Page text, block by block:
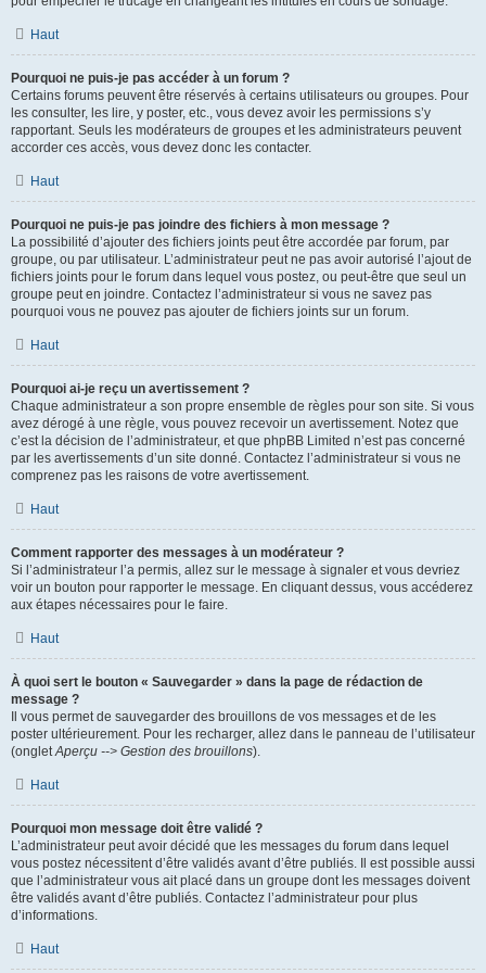
Haut
Pourquoi ne puis-je pas accéder à un forum ?
Certains forums peuvent être réservés à certains utilisateurs ou groupes. Pour
les consulter, les lire, y poster, etc., vous devez avoir les permissions s’y
rapportant. Seuls les modérateurs de groupes et les administrateurs peuvent
accorder ces accès, vous devez donc les contacter.
Haut
Pourquoi ne puis-je pas joindre des fichiers à mon message ?
La possibilité d’ajouter des fichiers joints peut être accordée par forum, par
groupe, ou par utilisateur. L’administrateur peut ne pas avoir autorisé l’ajout de
fichiers joints pour le forum dans lequel vous postez, ou peut-être que seul un
groupe peut en joindre. Contactez l’administrateur si vous ne savez pas
pourquoi vous ne pouvez pas ajouter de fichiers joints sur un forum.
Haut
Pourquoi ai-je reçu un avertissement ?
Chaque administrateur a son propre ensemble de règles pour son site. Si vous
avez dérogé à une règle, vous pouvez recevoir un avertissement. Notez que
c’est la décision de l’administrateur, et que phpBB Limited n’est pas concerné
par les avertissements d’un site donné. Contactez l’administrateur si vous ne
comprenez pas les raisons de votre avertissement.
Haut
Comment rapporter des messages à un modérateur ?
Si l’administrateur l’a permis, allez sur le message à signaler et vous devriez
voir un bouton pour rapporter le message. En cliquant dessus, vous accéderez
aux étapes nécessaires pour le faire.
Haut
À quoi sert le bouton « Sauvegarder » dans la page de rédaction de
message ?
Il vous permet de sauvegarder des brouillons de vos messages et de les
poster ultérieurement. Pour les recharger, allez dans le panneau de l’utilisateur
(ongletAperçu --> Gestion des brouillons).
Haut
Pourquoi mon message doit être validé ?
L’administrateur peut avoir décidé que les messages du forum dans lequel
vous postez nécessitent d’être validés avant d’être publiés. Il est possible aussi
que l’administrateur vous ait placé dans un groupe dont les messages doivent
être validés avant d’être publiés. Contactez l’administrateur pour plus
d’informations.
Haut